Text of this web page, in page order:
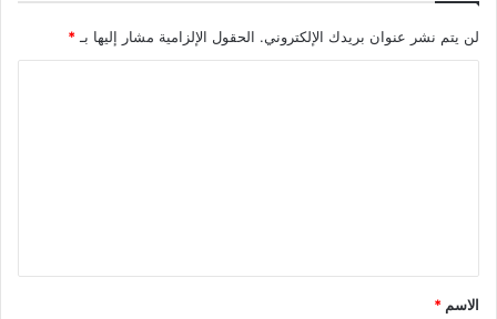
لن يتم نشر عنوان بريدك الإلكتروني. الحقول الإلزامية مشار إليها بـ *
ق
*
الاسم *